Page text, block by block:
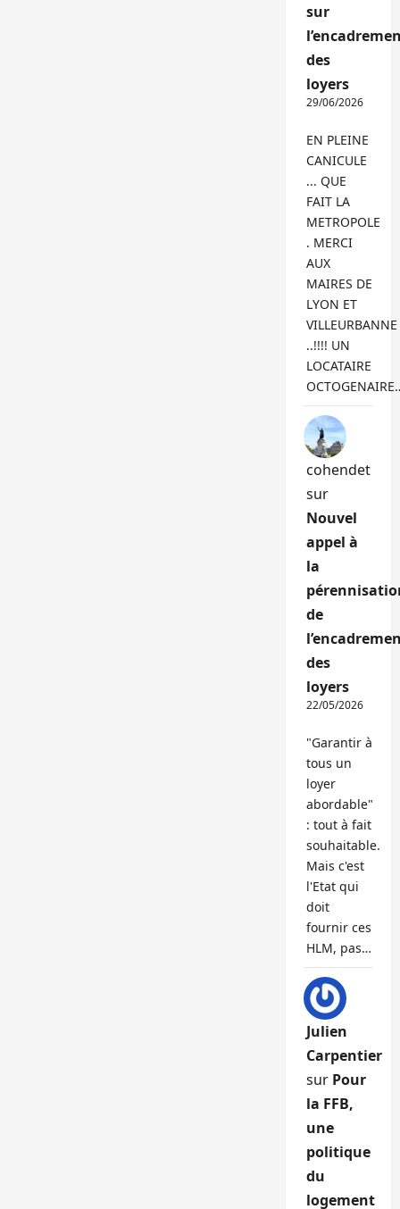
sur
des
loyers
29/06/2026
EN PLEINE
CANICULE
... QUE
FAIT LA
METROPOLE
. MERCI
AUX
MAIRES DE
LYON ET
VILLEURBANNE
..!!!! UN
LOCATAIRE
cohendet
sur
Nouvel
appel à
la
de
des
loyers
22/05/2026
"Garantir à
tous un
loyer
abordable"
: tout à fait
souhaitable.
Mais c'est
l'Etat qui
doit
fournir ces
HLM, pas…
Julien
Carpentier
sur Pour
la FFB,
une
politique
du
logement